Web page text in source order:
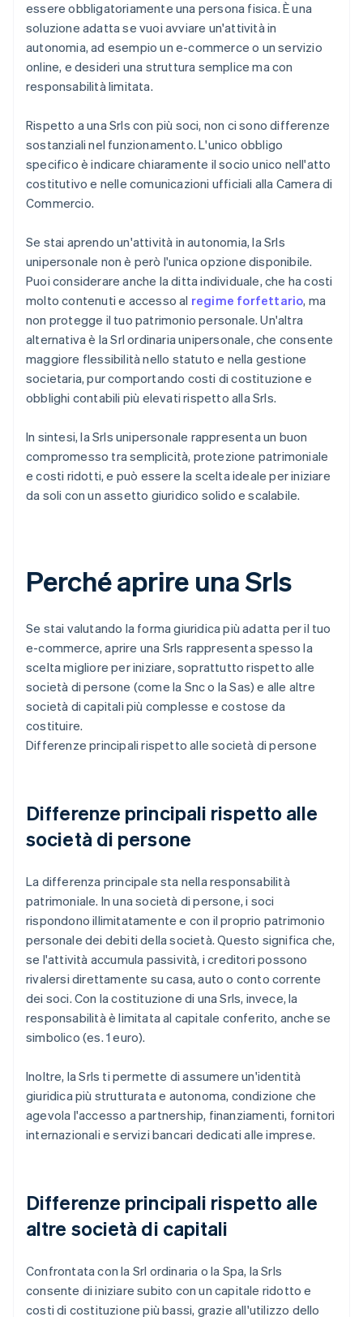
essere obbligatoriamente una persona fisica. È una
soluzione adatta se vuoi avviare un'attività in
autonomia, ad esempio un e-commerce o un servizio
online, e desideri una struttura semplice ma con
responsabilità limitata.
Rispetto a una Srls con più soci, non ci sono differenze
sostanziali nel funzionamento. L'unico obbligo
specifico è indicare chiaramente il socio unico nell'atto
costitutivo e nelle comunicazioni ufficiali alla Camera di
Commercio.
Se stai aprendo un'attività in autonomia, la Srls
unipersonale non è però l'unica opzione disponibile.
Puoi considerare anche la ditta individuale, che ha costi
molto contenuti e accesso al regime forfettario, ma
non protegge il tuo patrimonio personale. Un'altra
alternativa è la Srl ordinaria unipersonale, che consente
maggiore flessibilità nello statuto e nella gestione
societaria, pur comportando costi di costituzione e
obblighi contabili più elevati rispetto alla Srls.
In sintesi, la Srls unipersonale rappresenta un buon
compromesso tra semplicità, protezione patrimoniale
e costi ridotti, e può essere la scelta ideale per iniziare
da soli con un assetto giuridico solido e scalabile.
Perché aprire una Srls
Se stai valutando la forma giuridica più adatta per il tuo
e-commerce, aprire una Srls rappresenta spesso la
scelta migliore per iniziare, soprattutto rispetto alle
società di persone (come la Snc o la Sas) e alle altre
società di capitali più complesse e costose da
costituire.
Differenze principali rispetto alle società di persone
Differenze principali rispetto alle
società di persone
La differenza principale sta nella responsabilità
patrimoniale. In una società di persone, i soci
rispondono illimitatamente e con il proprio patrimonio
personale dei debiti della società. Questo significa che,
se l'attività accumula passività, i creditori possono
rivalersi direttamente su casa, auto o conto corrente
dei soci. Con la costituzione di una Srls, invece, la
responsabilità è limitata al capitale conferito, anche se
simbolico (es. 1 euro).
Inoltre, la Srls ti permette di assumere un'identità
giuridica più strutturata e autonoma, condizione che
agevola l'accesso a partnership, finanziamenti, fornitori
internazionali e servizi bancari dedicati alle imprese.
Differenze principali rispetto alle
altre società di capitali
Confrontata con la Srl ordinaria o la Spa, la Srls
consente di iniziare subito con un capitale ridotto e
costi di costituzione più bassi, grazie all'utilizzo dello